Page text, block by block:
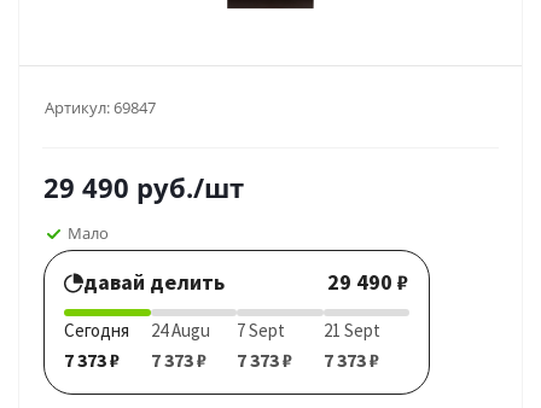
Артикул:69847
29 490 руб./шт
Мало
давай делить 29 490 ₽
Сегодня
7 373 ₽
24 Augu
7 373 ₽
7 Sept
7 373 ₽
21 Sept
7 373 ₽